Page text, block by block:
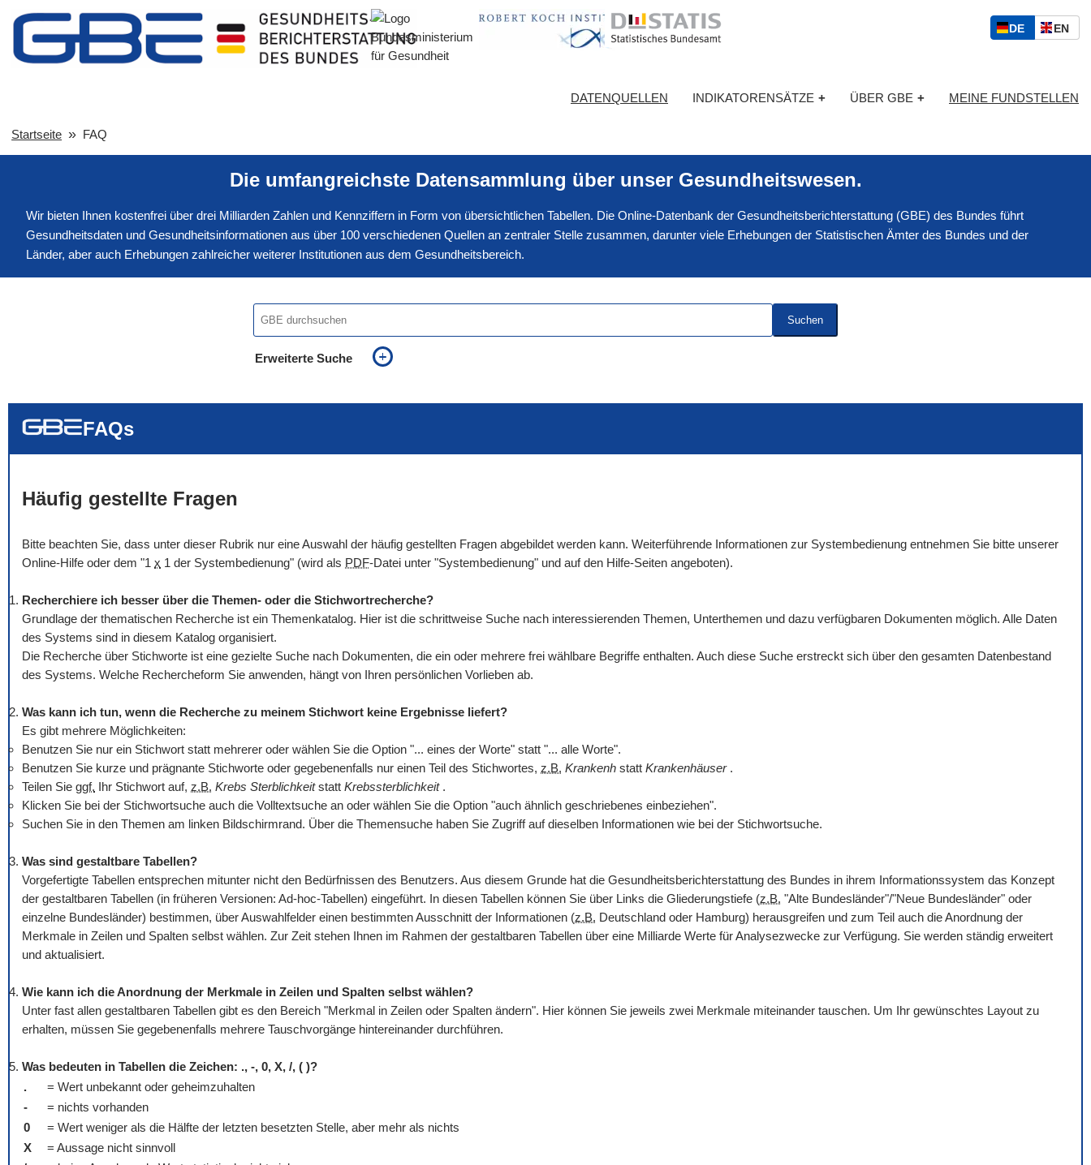
S
p
c
h
l
DED
S
ENE
I
H
DATENQUELLEN INDIKATORENSÄTZE + ÜBER GBE + MEINE FUNDSTELLEN
Startseite FAQ
Die umfangreichste Datensammlung über unser Gesundheitswesen.
Wir bieten Ihnen kostenfrei über drei Milliarden Zahlen und Kennziffern in Form von übersichtlichen Tabellen. Die Online-Datenbank der Gesundheitsberichterstattung (GBE) des Bundes führt
Gesundheitsdaten und Gesundheitsinformationen aus über 100 verschiedenen Quellen an zentraler Stelle zusammen, darunter viele Erhebungen der Statistischen Ämter des Bundes und der
Länder, aber auch Erhebungen zahlreicher weiterer Institutionen aus dem Gesundheitsbereich.
Suchen
Erweiterte Suche
FAQs
Häufig gestellte Fragen
Bitte beachten Sie, dass unter dieser Rubrik nur eine Auswahl der häufig gestellten Fragen abgebildet werden kann. Weiterführende Informationen zur Systembedienung entnehmen Sie bitte unserer
Online-Hilfe oder dem "1 x 1 der Systembedienung" (wird als PDF-Datei unter "Systembedienung" und auf den Hilfe-Seiten angeboten).
Recherchiere ich besser über die Themen- oder die Stichwortrecherche?
Grundlage der thematischen Recherche ist ein Themenkatalog. Hier ist die schrittweise Suche nach interessierenden Themen, Unterthemen und dazu verfügbaren Dokumenten möglich. Alle Daten
des Systems sind in diesem Katalog organisiert.
Die Recherche über Stichworte ist eine gezielte Suche nach Dokumenten, die ein oder mehrere frei wählbare Begriffe enthalten. Auch diese Suche erstreckt sich über den gesamten Datenbestand
des Systems. Welche Rechercheform Sie anwenden, hängt von Ihren persönlichen Vorlieben ab.
Was kann ich tun, wenn die Recherche zu meinem Stichwort keine Ergebnisse liefert?
Es gibt mehrere Möglichkeiten:
Benutzen Sie nur ein Stichwort statt mehrerer oder wählen Sie die Option "... eines der Worte" statt "... alle Worte".
Benutzen Sie kurze und prägnante Stichworte oder gegebenenfalls nur einen Teil des Stichwortes, z.B. Krankenh statt Krankenhäuser .
Teilen Sie ggf. Ihr Stichwort auf, z.B. Krebs Sterblichkeitstatt Krebssterblichkeit .
Klicken Sie bei der Stichwortsuche auch die Volltextsuche an oder wählen Sie die Option "auch ähnlich geschriebenes einbeziehen".
Suchen Sie in den Themen am linken Bildschirmrand. Über die Themensuche haben Sie Zugriff auf dieselben Informationen wie bei der Stichwortsuche.
Was sind gestaltbare Tabellen?
Vorgefertigte Tabellen entsprechen mitunter nicht den Bedürfnissen des Benutzers. Aus diesem Grunde hat die Gesundheitsberichterstattung des Bundes in ihrem Informationssystem das Konzept
der gestaltbaren Tabellen (in früheren Versionen: Ad-hoc-Tabellen) eingeführt. In diesen Tabellen können Sie über Links die Gliederungstiefe (z.B. "Alte Bundesländer"/"Neue Bundesländer" oder
einzelne Bundesländer) bestimmen, über Auswahlfelder einen bestimmten Ausschnitt der Informationen (z.B. Deutschland oder Hamburg) herausgreifen und zum Teil auch die Anordnung der
Merkmale in Zeilen und Spalten selbst wählen. Zur Zeit stehen Ihnen im Rahmen der gestaltbaren Tabellen über eine Milliarde Werte für Analysezwecke zur Verfügung. Sie werden ständig erweitert
und aktualisiert.
Wie kann ich die Anordnung der Merkmale in Zeilen und Spalten selbst wählen?
Unter fast allen gestaltbaren Tabellen gibt es den Bereich "Merkmal in Zeilen oder Spalten ändern". Hier können Sie jeweils zwei Merkmale miteinander tauschen. Um Ihr gewünschtes Layout zu
erhalten, müssen Sie gegebenenfalls mehrere Tauschvorgänge hintereinander durchführen.
Was bedeuten in Tabellen die Zeichen: ., -, 0, X, /, ( )?
.
= Wert unbekannt oder geheimzuhalten
-
= nichts vorhanden
0
= Wert weniger als die Hälfte der letzten besetzten Stelle, aber mehr als nichts
X
= Aussage nicht sinnvoll